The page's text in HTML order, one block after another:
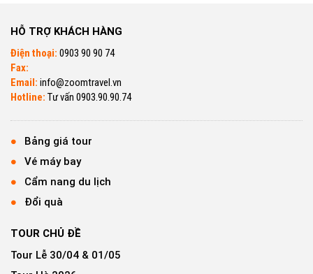
HỖ TRỢ KHÁCH HÀNG
Điện thoại: 0903 90 90 74
Fax:
Email: info@zoomtravel.vn
Hotline: Tư vấn 0903.90.90.74
Bảng giá tour
Vé máy bay
Cẩm nang du lịch
Đổi quà
TOUR CHỦ ĐỀ
Tour Lễ 30/04 & 01/05